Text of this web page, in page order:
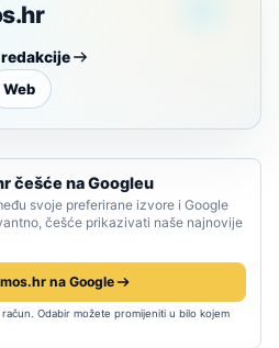
Web
češće na Googleu
svoje preferirane izvore i Google
češće prikazivati naše najnovije
na Google
Odabir možete promijeniti u bilo kojem